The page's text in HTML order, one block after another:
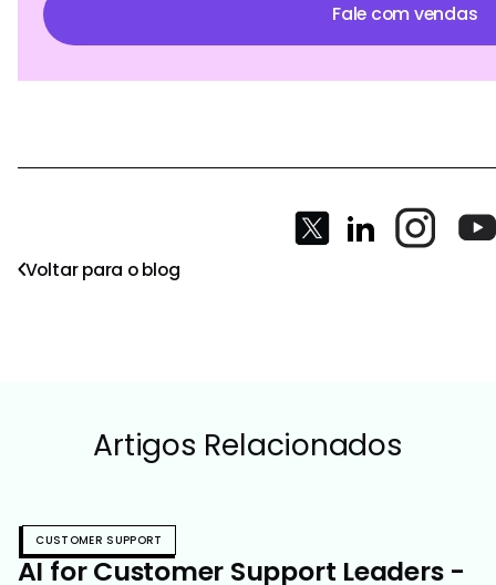
Fale com vendas
Voltar para o blog
Artigos Relacionados
CUSTOMER SUPPORT
AI for Customer Support Leaders -